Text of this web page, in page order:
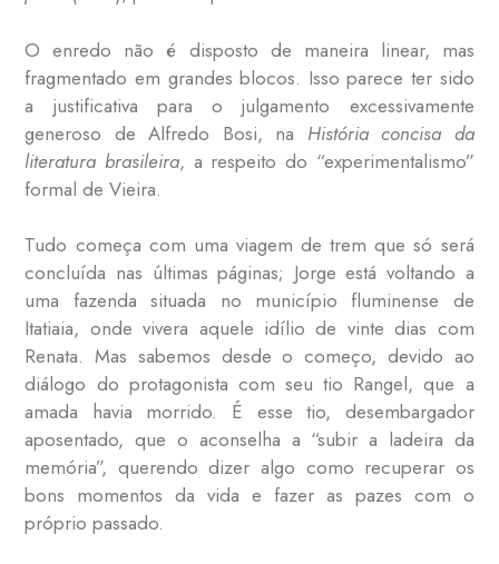
O enredo não é disposto de maneira linear, mas
fragmentado em grandes blocos. Isso parece ter sido
a justificativa para o julgamento excessivamente
generoso de Alfredo Bosi, na História concisa da
literatura brasileira, a respeito do “experimentalismo”
formal de Vieira.
Tudo começa com uma viagem de trem que só será
concluída nas últimas páginas; Jorge está voltando a
uma fazenda situada no município fluminense de
Itatiaia, onde vivera aquele idílio de vinte dias com
Renata. Mas sabemos desde o começo, devido ao
diálogo do protagonista com seu tio Rangel, que a
amada havia morrido. É esse tio, desembargador
aposentado, que o aconselha a “subir a ladeira da
memória”, querendo dizer algo como recuperar os
bons momentos da vida e fazer as pazes com o
próprio passado.